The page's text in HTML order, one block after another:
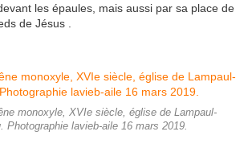
les épaules, mais aussi par sa place de
de Jésus .
monoxyle, XVIe siècle, église de Lampaul-
Photographie lavieb-aile 16 mars 2019.